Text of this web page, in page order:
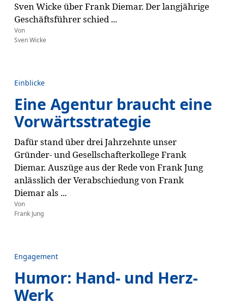
Sven Wicke über Frank Diemar. Der langjährige
Geschäftsführer schied ...
Von
Sven Wicke
Einblicke
Eine Agentur braucht eine
Vorwärtsstrategie
Dafür stand über drei Jahrzehnte unser
Gründer- und Gesellschafterkollege Frank
Diemar. Auszüge aus der Rede von Frank Jung
anlässlich der Verabschiedung von Frank
Diemar als ...
Von
Frank Jung
Engagement
Humor: Hand- und Herz-
Werk